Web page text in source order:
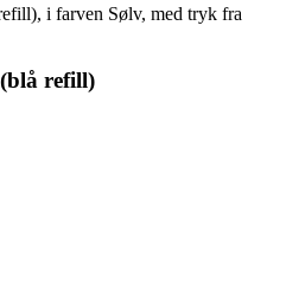
refill)